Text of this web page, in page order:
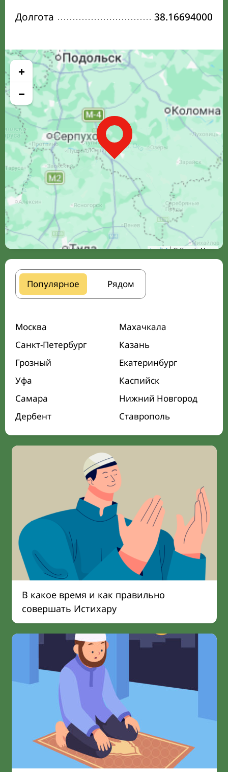
Долгота
38.16694000
+
−
Leaflet| © Google Maps
Популярное Рядом
Москва
Махачкала
Санкт-Петербург
Казань
Грозный
Екатеринбург
Уфа
Каспийск
Самара
Нижний Новгород
Дербент
Ставрополь
В какое время и как правильно
совершать Истихару